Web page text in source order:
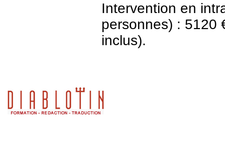
Intervention en
personnes) : 5120
inclus).